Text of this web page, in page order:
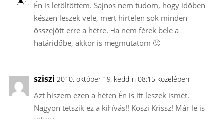
Én is letöltöttem. Sajnos nem tudom, hogy időben
készen leszek vele, mert hirtelen sok minden
összejött erre a hétre. Ha nem férek bele a
határidőbe, akkor is megmutatom 🙂
sziszi 2010. október 19. kedd-n 08:15 közelében
Azt hiszem ezen a héten Én is itt leszek ismét.
Nagyon tetszik ez a kihívás!! Köszi Krissz! Már le is